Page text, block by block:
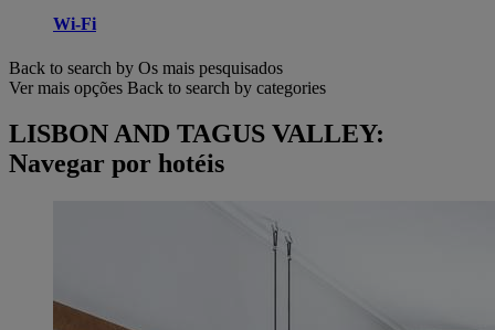
Wi-Fi
Back to search by Os mais pesquisados
Ver mais opções Back to search by categories
LISBON AND TAGUS VALLEY:
Navegar por hotéis